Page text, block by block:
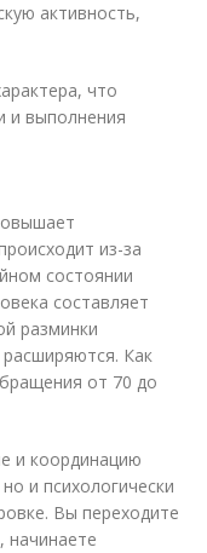
активность,
что
и выполнения
из-за
состоянии
составляет
разминки
Как
от 70 до
и координацию
и психологически
Вы переходите
начинаете